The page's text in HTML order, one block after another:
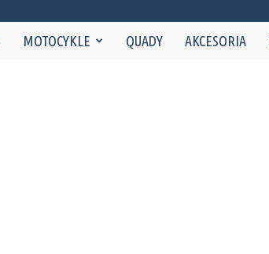
NaMotorze.pl
MOTOCYKLE QUADY AKCESORIA